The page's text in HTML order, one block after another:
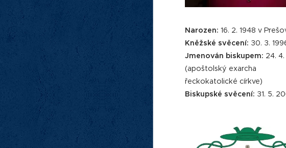
Narozen: 16. 2. 1948 v
Kněžské svěcení: 30. 3.
Jmenován biskupem: 24.
(apoštolský exarcha
řeckokatolické církve)
Biskupské svěcení: 31. 5.